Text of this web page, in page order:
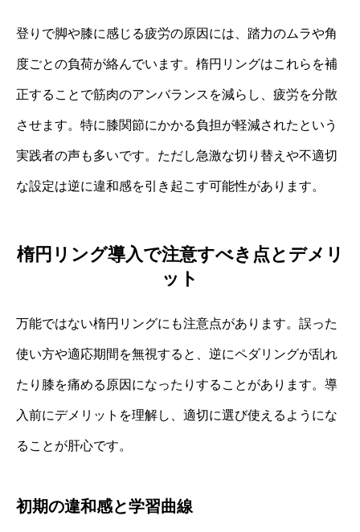
登りで脚や膝に感じる疲労の原因には、踏力のムラや角
度ごとの負荷が絡んでいます。楕円リングはこれらを補
正することで筋肉のアンバランスを減らし、疲労を分散
させます。特に膝関節にかかる負担が軽減されたという
実践者の声も多いです。ただし急激な切り替えや不適切
な設定は逆に違和感を引き起こす可能性があります。
楕円リング導入で注意すべき点とデメリ
ット
万能ではない楕円リングにも注意点があります。誤った
使い方や適応期間を無視すると、逆にペダリングが乱れ
たり膝を痛める原因になったりすることがあります。導
入前にデメリットを理解し、適切に選び使えるようにな
ることが肝心です。
初期の違和感と学習曲線